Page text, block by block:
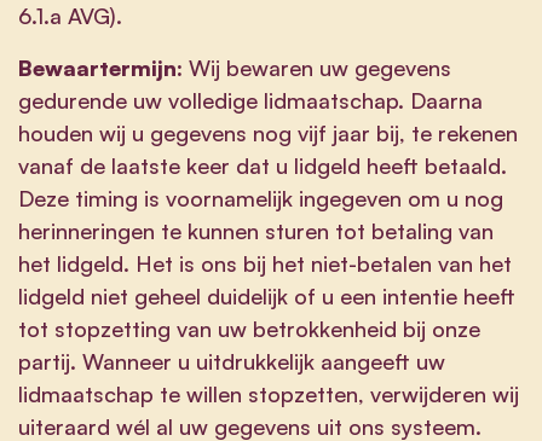
6.1.a AVG).
Bewaartermijn: Wij bewaren uw gegevens
gedurende uw volledige lidmaatschap. Daarna
houden wij u gegevens nog vijf jaar bij, te rekenen
vanaf de laatste keer dat u lidgeld heeft betaald.
Deze timing is voornamelijk ingegeven om u nog
herinneringen te kunnen sturen tot betaling van
het lidgeld. Het is ons bij het niet-betalen van het
lidgeld niet geheel duidelijk of u een intentie heeft
tot stopzetting van uw betrokkenheid bij onze
partij. Wanneer u uitdrukkelijk aangeeft uw
lidmaatschap te willen stopzetten, verwijderen wij
uiteraard wél al uw gegevens uit ons systeem.